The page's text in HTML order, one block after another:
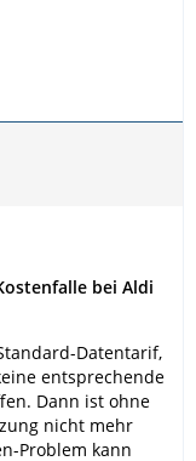
bei Aldi
Datentarif,
entsprechende
Dann ist ohne
nicht mehr
Problem kann